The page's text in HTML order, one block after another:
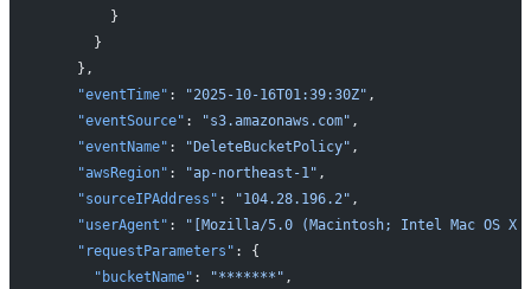
        }
      }
    },
    "eventTime"
: "2025-10-16T01:39:30Z" ,
    "eventSource"
: "s3.amazonaws.com" ,
    "eventName"
: "DeleteBucketPolicy" ,
    "awsRegion"
: "ap-northeast-1" ,
    "sourceIPAddress"
: "104.28.196.2" ,
    "userAgent"
:
"[Mozilla/5.0 (Macintosh; Intel Mac OS X
    "requestParameters"
: {
      "bucketName"
: "*******" ,